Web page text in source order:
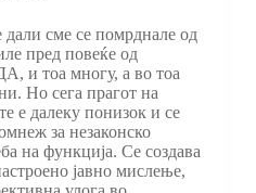
сме се помрднале од
пред повеќе од
и тоа многу, а во тоа
Но сега прагот на
е далеку понизок и се
за незаконско
на функција. Се создава
јавно мислење,